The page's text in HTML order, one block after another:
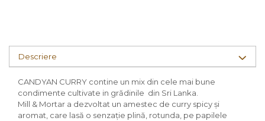
Descriere
CANDYAN CURRY contine un mix din cele mai bune
condimente cultivate in grădinile din Sri Lanka.
Mill & Mortar a dezvoltat un amestec de curry spicy și
aromat, care lasă o senzație plină, rotunda, pe papilele